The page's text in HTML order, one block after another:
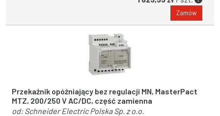
Zamów
Przekaźnik opóźniający bez regulacji MN, MasterPact
MTZ, 200/250 V AC/DC, część zamienna
od:Schneider Electric Polska Sp. z o.o.